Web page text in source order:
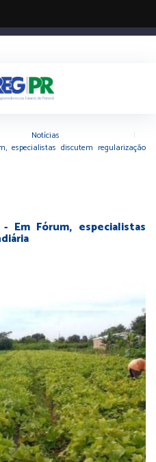
Notícias
especialistas discutem regularização
Em Fórum, especialistas